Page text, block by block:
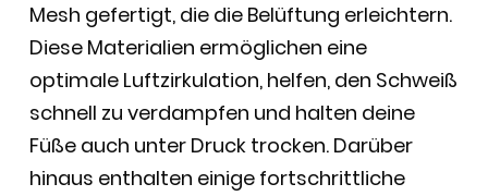
Mesh gefertigt, die die Belüftung erleichtern.
Diese Materialien ermöglichen eine
optimale Luftzirkulation, helfen, den Schweiß
schnell zu verdampfen und halten deine
Füße auch unter Druck trocken. Darüber
hinaus enthalten einige fortschrittliche